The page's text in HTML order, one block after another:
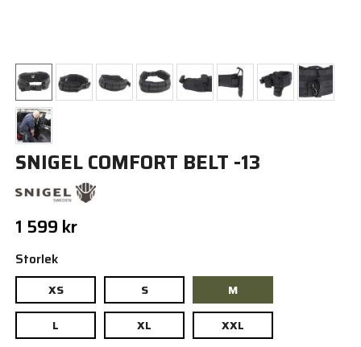
SNIGEL COMFORT BELT -13
1 599 kr
Storlek
XS S
M
L
XL XXL